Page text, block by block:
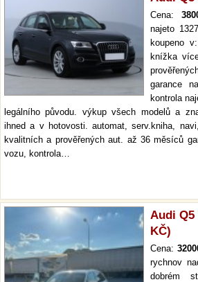
Cena:
najeto
koupeno
knížka
garance
kontrola
legálního původu. výkup všech modelů a
ihned a v hotovosti. automat, serv.kniha,
kvalitních a prověřených aut. až 36 měsíců
vozu, kontrola…
Audi Q5
KČ)
Cena:
rychnov
dobrém